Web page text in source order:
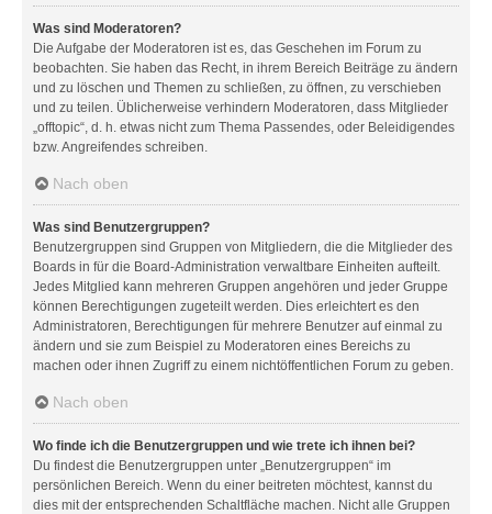
Was sind Moderatoren?
Die Aufgabe der Moderatoren ist es, das Geschehen im Forum zu
beobachten. Sie haben das Recht, in ihrem Bereich Beiträge zu ändern
und zu löschen und Themen zu schließen, zu öffnen, zu verschieben
und zu teilen. Üblicherweise verhindern Moderatoren, dass Mitglieder
„offtopic“, d. h. etwas nicht zum Thema Passendes, oder Beleidigendes
bzw. Angreifendes schreiben.
Nach oben
Was sind Benutzergruppen?
Benutzergruppen sind Gruppen von Mitgliedern, die die Mitglieder des
Boards in für die Board-Administration verwaltbare Einheiten aufteilt.
Jedes Mitglied kann mehreren Gruppen angehören und jeder Gruppe
können Berechtigungen zugeteilt werden. Dies erleichtert es den
Administratoren, Berechtigungen für mehrere Benutzer auf einmal zu
ändern und sie zum Beispiel zu Moderatoren eines Bereichs zu
machen oder ihnen Zugriff zu einem nichtöffentlichen Forum zu geben.
Nach oben
Wo finde ich die Benutzergruppen und wie trete ich ihnen bei?
Du findest die Benutzergruppen unter „Benutzergruppen“ im
persönlichen Bereich. Wenn du einer beitreten möchtest, kannst du
dies mit der entsprechenden Schaltfläche machen. Nicht alle Gruppen